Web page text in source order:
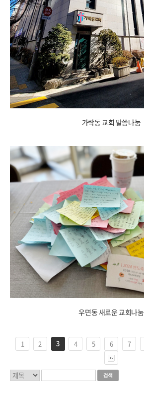
가락동 교회 말씀나눔
우면동 새로운 교회나눔
1 2 3 4 5 6 7